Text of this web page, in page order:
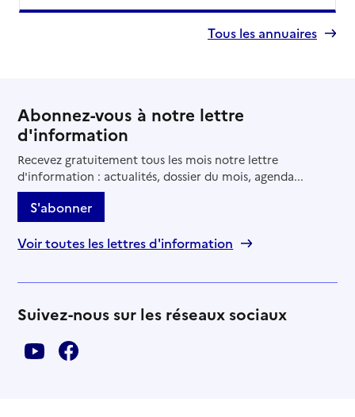
Tous les annuaires
Abonnez-vous à notre lettre
d'information
Recevez gratuitement tous les mois notre lettre
d'information : actualités, dossier du mois, agenda...
S'abonner
Voir toutes les lettres d'information
Suivez-nous sur les réseaux sociaux